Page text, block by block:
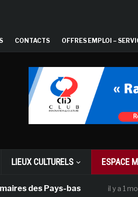
CONTACTS OFFRES EMPLOI –
LIEUX CULTURELS ESPACE
Pays-bas il y a 1 mois